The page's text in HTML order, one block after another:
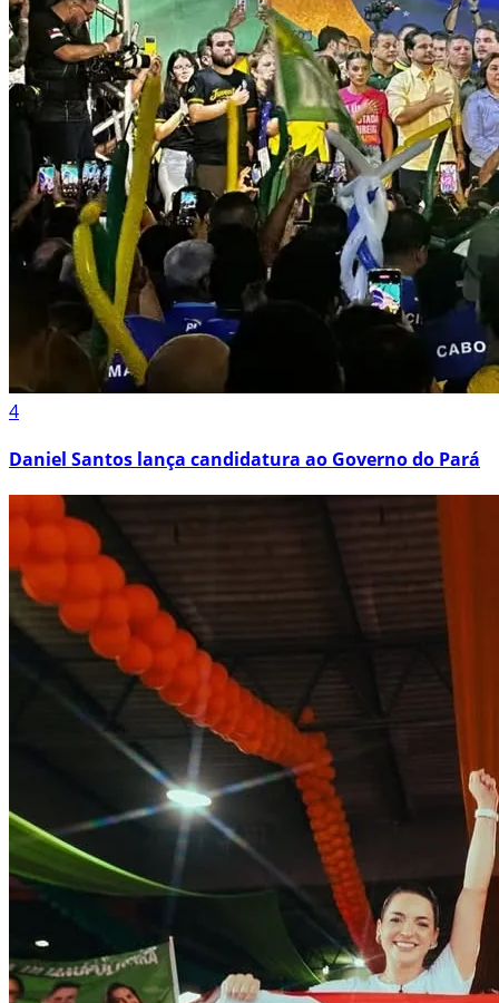
4
Daniel Santos lança candidatura ao Governo do Pará